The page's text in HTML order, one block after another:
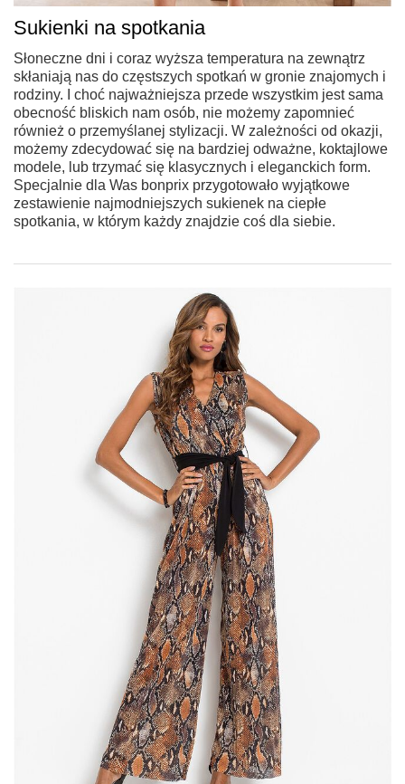
Sukienki na spotkania
Słoneczne dni i coraz wyższa temperatura na zewnątrz
skłaniają nas do częstszych spotkań w gronie znajomych i
rodziny. I choć najważniejsza przede wszystkim jest sama
obecność bliskich nam osób, nie możemy zapomnieć
również o przemyślanej stylizacji. W zależności od okazji,
możemy zdecydować się na bardziej odważne, koktajlowe
modele, lub trzymać się klasycznych i eleganckich form.
Specjalnie dla Was bonprix przygotowało wyjątkowe
zestawienie najmodniejszych sukienek na ciepłe
spotkania, w którym każdy znajdzie coś dla siebie.